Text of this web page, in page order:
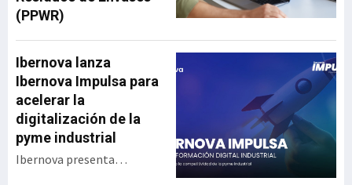
(PPWR)
Ibernova lanza
Ibernova Impulsa para
acelerar la
digitalización de la
pyme industrial
Ibernova presenta